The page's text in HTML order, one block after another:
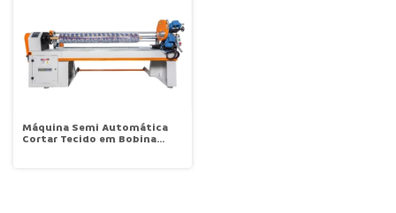
Máquina Semi Automática
Cortar Tecido em Bobina